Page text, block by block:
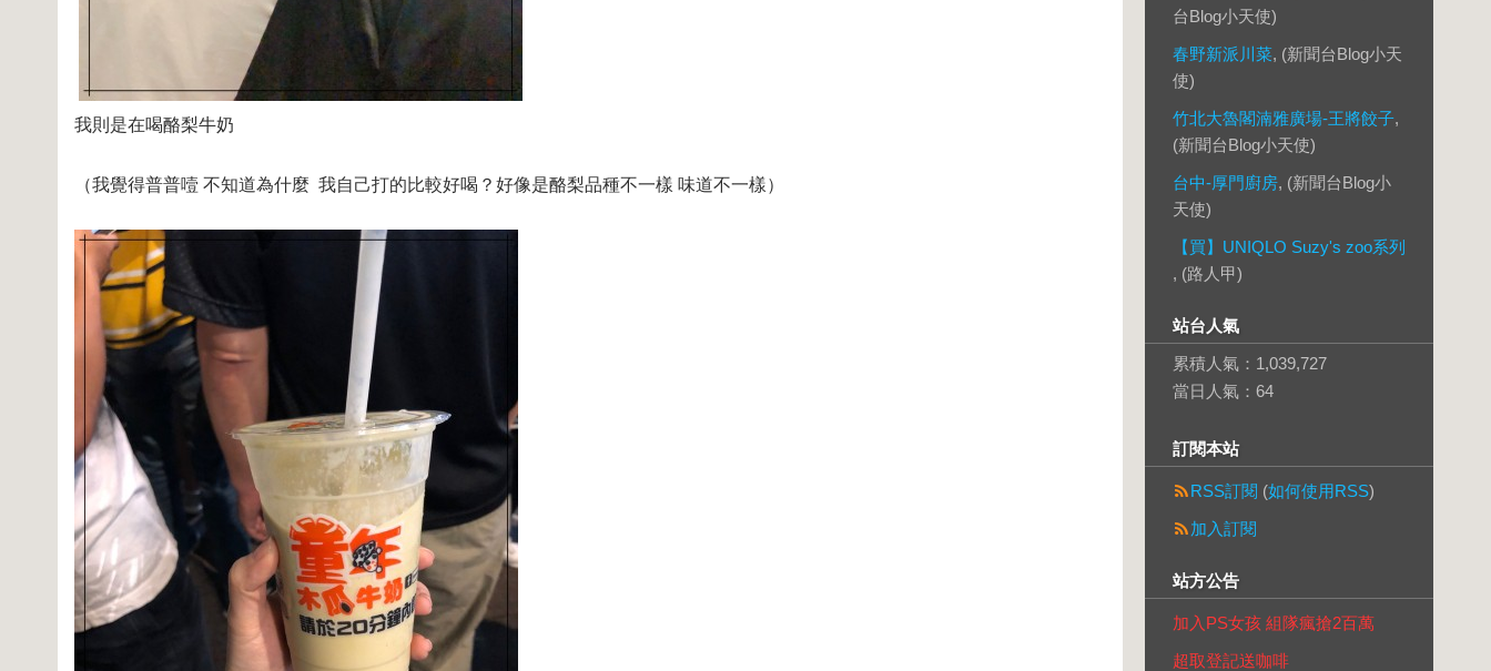
我則是在喝酪梨牛奶
（我覺得普普噎 不知道為什麼 我自己打的比較好喝？好像是酪梨品種不一樣 味道不一樣）
台Blog小天使)
春野新派川菜, (新聞台Blog小天
使)
竹北大魯閣湳雅廣場-王將餃子,
(新聞台Blog小天使)
台中-厚門廚房, (新聞台Blog小
天使)
【買】UNIQLO Suzy's zoo系列
, (路人甲)
站台人氣
累積人氣： 1,039,727
當日人氣： 64
訂閱本站
RSS訂閱 (如何使用RSS)
加入訂閱
站方公告
加入PS女孩 組隊瘋搶2百萬
超取登記送咖啡